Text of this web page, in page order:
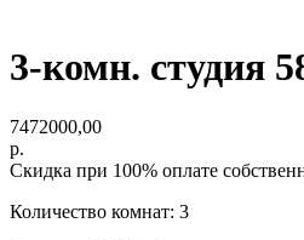
3-комн. студия
7472000,00
р.
Скидка при 100% оплате
Количество комнат: 3